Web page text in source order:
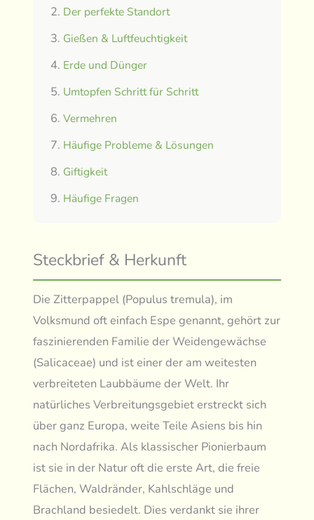
Der perfekte Standort
Gießen & Luftfeuchtigkeit
Erde und Dünger
Umtopfen Schritt für Schritt
Vermehren
Häufige Probleme & Lösungen
Giftigkeit
Häufige Fragen
Steckbrief & Herkunft
Die Zitterpappel (Populus tremula), im
Volksmund oft einfach Espe genannt, gehört zur
faszinierenden Familie der Weidengewächse
(Salicaceae) und ist einer der am weitesten
verbreiteten Laubbäume der Welt. Ihr
natürliches Verbreitungsgebiet erstreckt sich
über ganz Europa, weite Teile Asiens bis hin
nach Nordafrika. Als klassischer Pionierbaum
ist sie in der Natur oft die erste Art, die freie
Flächen, Waldränder, Kahlschläge und
Brachland besiedelt. Dies verdankt sie ihrer